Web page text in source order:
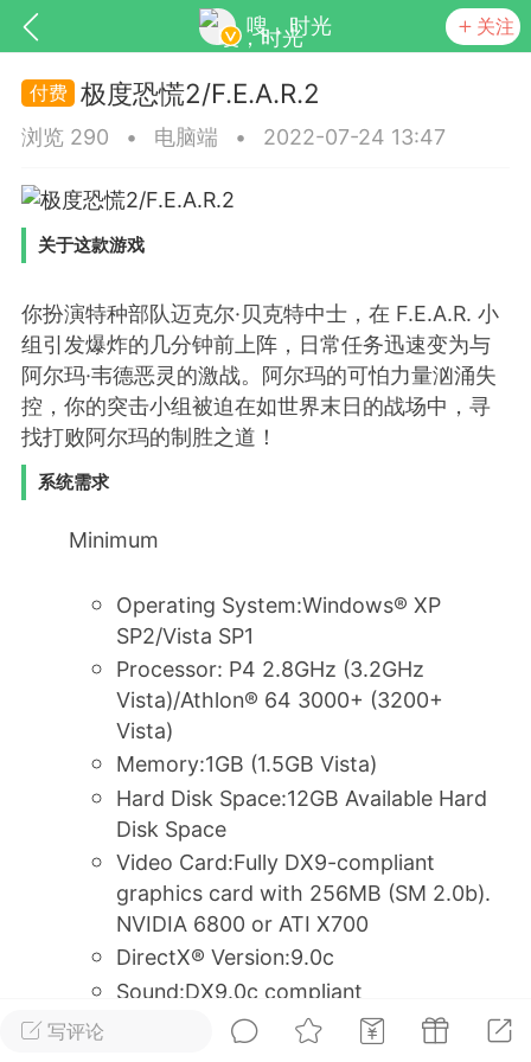
嗖，时光 关注
基于wordpress开发 你所看见
实时动态 直播
极品会员 靓号
黑凤梨
电脑端 外挂制作
该内容只允许登录的用户查看
写评论
极度恐慌2/F.E.A.R.2
浏览 290 • 电脑端 • 2022-07-24 13:47
关于这款游戏
你扮演特种部队迈克尔·贝克特中士，在 F.E.A.R. 小
组引发爆炸的几分钟前上阵，日常任务迅速变为与
阿尔玛·韦德恶灵的激战。阿尔玛的可怕力量汹涌失
控，你的突击小组被迫在如世界末日的战场中，寻
找打败阿尔玛的制胜之道！
系统需求
Minimum
Operating System:Windows® XP
SP2/Vista SP1
Processor: P4 2.8GHz (3.2GHz
Vista)/Athlon® 64 3000+ (3200+
Vista)
Memory:1GB (1.5GB Vista)
Hard Disk Space:12GB Available Hard
Disk Space
Video Card:Fully DX9-compliant
graphics card with 256MB (SM 2.0b).
NVIDIA 6800 or ATI X700
DirectX® Version:9.0c
Sound:DX9.0c compliant
Internet Connection:Broadband